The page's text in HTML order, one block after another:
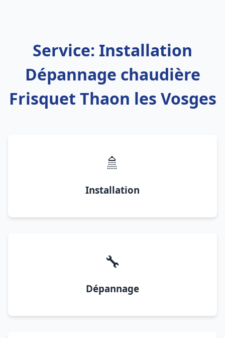
Service: Installation
Dépannage chaudière
Frisquet Thaon les Vosges
🚿
Installation
🔧
Dépannage